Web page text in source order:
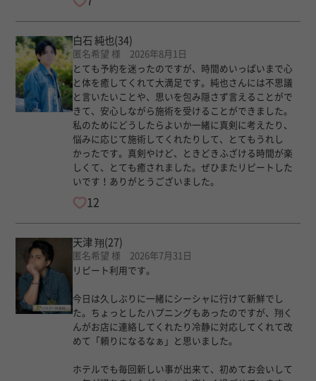
白石 純也(34)
匿名希望 様 2026年8月1日
とても予約を迷ったのですが、時間めいっぱいまで心
と体を癒してくれて大満足です。純也さんには不思議
と言いたいことや、思いを包み隠さず言えることがで
きて、安心しながら施術を受けることができました。
私のためにどうしたらよいか一緒に真剣に考えたり、
悩みに応じて施術してくれたりして、とてもうれし
かったです。真剣やけど、ときどきふざける時間が楽
しくて、とても癒されました。ぜひまたリピートした
いです！ありがとうございました。
12
天津 翔(27)
匿名希望 様 2026年7月31日
リピート利用です。
今日は久しぶりに一緒にシーシャに行けて新鮮でし
た。ちょっとしたハプニングもあったのですが、翔く
んがお店に連絡してくれたり冷静に対応してくれて改
めて「頼りになるなぁ」と思いました。
ホテルでも毎回新しい事が出来て、初めてお会いして